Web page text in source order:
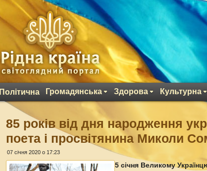
Політична Громадянська Здорова Культурна
85 років від дня народження
поета і просвітянина Миколи
07 січня 2020 о 17:23
5 січня Великому